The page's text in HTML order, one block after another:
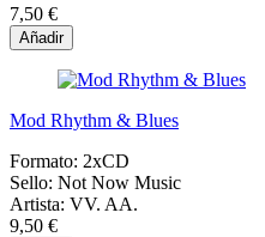
7,50 €
Añadir
Mod Rhythm & Blues
Formato: 2xCD
Sello: Not Now Music
Artista: VV. AA.
9,50 €